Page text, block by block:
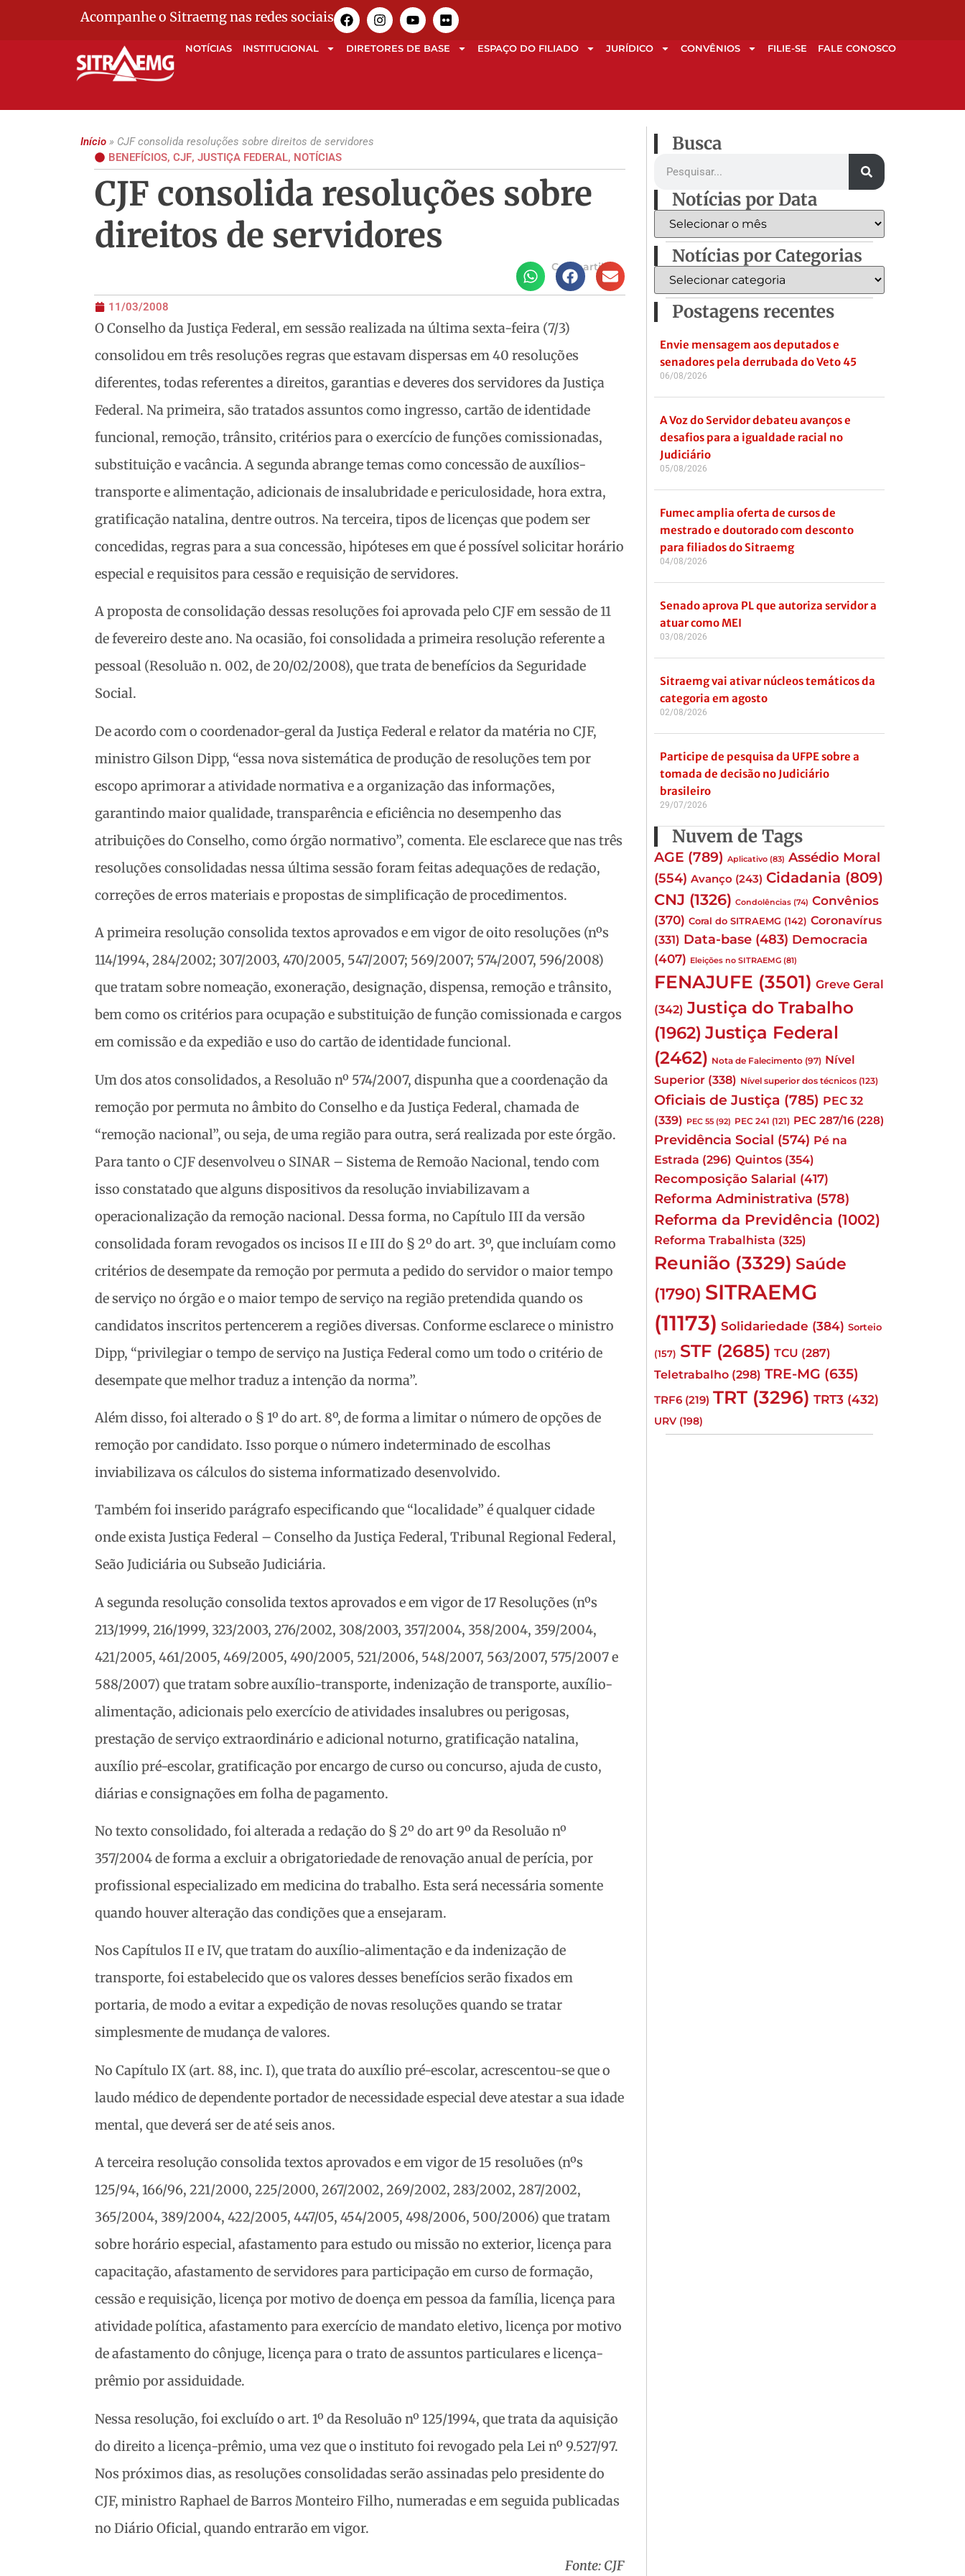
Acompanhe o Sitraemg nas redes sociais
NOTÍCIAS INSTITUCIONAL DIRETORES DE BASE ESPAÇO DO FILIADO JURÍDICO CONVÊNIOS FILIE-SE FALE CONOSCO
Início » CJF consolida resoluções sobre direitos de servidores
BENEFÍCIOS, CJF, JUSTIÇA FEDERAL, NOTÍCIAS
CJF consolida resoluções sobre
direitos de servidores
Compartilhe
11/03/2008
O Conselho da Justiça Federal, em sessão realizada na última sexta-feira (7/3)
consolidou em três resoluções regras que estavam dispersas em 40 resoluções
diferentes, todas referentes a direitos, garantias e deveres dos servidores da Justiça
Federal. Na primeira, são tratados assuntos como ingresso, cartão de identidade
funcional, remoção, trânsito, critérios para o exercício de funções comissionadas,
substituição e vacância. A segunda abrange temas como concessão de auxílios-
transporte e alimentação, adicionais de insalubridade e periculosidade, hora extra,
gratificação natalina, dentre outros. Na terceira, tipos de licenças que podem ser
concedidas, regras para a sua concessão, hipóteses em que é possível solicitar horário
especial e requisitos para cessão e requisição de servidores.
A proposta de consolidação dessas resoluções foi aprovada pelo CJF em sessão de 11
de fevereiro deste ano. Na ocasião, foi consolidada a primeira resolução referente a
pessoal (Resoluão n. 002, de 20/02/2008), que trata de benefícios da Seguridade
Social.
De acordo com o coordenador-geral da Justiça Federal e relator da matéria no CJF,
ministro Gilson Dipp, “essa nova sistemática de produção de resoluções tem por
escopo aprimorar a atividade normativa e a organização das informações,
garantindo maior qualidade, transparência e eficiência no desempenho das
atribuições do Conselho, como órgão normativo”, comenta. Ele esclarece que nas três
resoluções consolidadas nessa última sessão foram feitas adequações de redação,
correções de erros materiais e propostas de simplificação de procedimentos.
A primeira resolução consolida textos aprovados e em vigor de oito resoluções (nºs
114/1994, 284/2002; 307/2003, 470/2005, 547/2007; 569/2007; 574/2007, 596/2008)
que tratam sobre nomeação, exoneração, designação, dispensa, remoção e trânsito,
bem como os critérios para ocupação e substituição de função comissionada e cargos
em comissão e da expedião e uso do cartão de identidade funcional.
Um dos atos consolidados, a Resoluão nº 574/2007, dispunha que a coordenação da
remoção por permuta no âmbito do Conselho e da Justiça Federal, chamada de
“remoção nacional”, ou seja, de uma região para outra, será realizada por este órgão.
Para tanto o CJF desenvolveu o SINAR – Sistema de Remoão Nacional, tendo com
isso constatado que alguns dispositivos da resolução inviabilizavam a
operacionalização da remoção nacional. Dessa forma, no Capítulo III da versão
consolidada foram revogados os incisos II e III do § 2º do art. 3º, que incluíam como
critérios de desempate da remoção por permuta a pedido do servidor o maior tempo
de serviço no órgão e o maior tempo de serviço na região pretendida quando os
candidatos inscritos pertencerem a regiões diversas. Conforme esclarece o ministro
Dipp, “privilegiar o tempo de serviço na Justiça Federal como um todo o critério de
desempate que melhor traduz a intenção da norma”.
Além disso, foi alterado o § 1º do art. 8º, de forma a limitar o número de opções de
remoção por candidato. Isso porque o número indeterminado de escolhas
inviabilizava os cálculos do sistema informatizado desenvolvido.
Também foi inserido parágrafo especificando que “localidade” é qualquer cidade
onde exista Justiça Federal – Conselho da Justiça Federal, Tribunal Regional Federal,
Seão Judiciária ou Subseão Judiciária.
A segunda resolução consolida textos aprovados e em vigor de 17 Resoluções (nºs
213/1999, 216/1999, 323/2003, 276/2002, 308/2003, 357/2004, 358/2004, 359/2004,
421/2005, 461/2005, 469/2005, 490/2005, 521/2006, 548/2007, 563/2007, 575/2007 e
588/2007) que tratam sobre auxílio-transporte, indenização de transporte, auxílio-
alimentação, adicionais pelo exercício de atividades insalubres ou perigosas,
prestação de serviço extraordinário e adicional noturno, gratificação natalina,
auxílio pré-escolar, gratificação por encargo de curso ou concurso, ajuda de custo,
diárias e consignações em folha de pagamento.
No texto consolidado, foi alterada a redação do § 2º do art 9º da Resoluão nº
357/2004 de forma a excluir a obrigatoriedade de renovação anual de perícia, por
profissional especializado em medicina do trabalho. Esta será necessária somente
quando houver alteração das condições que a ensejaram.
Nos Capítulos II e IV, que tratam do auxílio-alimentação e da indenização de
transporte, foi estabelecido que os valores desses benefícios serão fixados em
portaria, de modo a evitar a expedição de novas resoluções quando se tratar
simplesmente de mudança de valores.
No Capítulo IX (art. 88, inc. I), que trata do auxílio pré-escolar, acrescentou-se que o
laudo médico de dependente portador de necessidade especial deve atestar a sua idade
mental, que deverá ser de até seis anos.
A terceira resolução consolida textos aprovados e em vigor de 15 resoluões (nºs
125/94, 166/96, 221/2000, 225/2000, 267/2002, 269/2002, 283/2002, 287/2002,
365/2004, 389/2004, 422/2005, 447/05, 454/2005, 498/2006, 500/2006) que tratam
sobre horário especial, afastamento para estudo ou missão no exterior, licença para
capacitação, afastamento de servidores para participação em curso de formação,
cessão e requisição, licença por motivo de doença em pessoa da família, licença para
atividade política, afastamento para exercício de mandato eletivo, licença por motivo
de afastamento do cônjuge, licença para o trato de assuntos particulares e licença-
prêmio por assiduidade.
Nessa resolução, foi excluído o art. 1º da Resoluão nº 125/1994, que trata da aquisição
do direito a licença-prêmio, uma vez que o instituto foi revogado pela Lei nº 9.527/97.
Nos próximos dias, as resoluções consolidadas serão assinadas pelo presidente do
CJF, ministro Raphael de Barros Monteiro Filho, numeradas e em seguida publicadas
no Diário Oficial, quando entrarão em vigor.
Fonte: CJF
Busca
Notícias por Data
Notícias por Categorias
Postagens recentes
Envie mensagem aos deputados e
senadores pela derrubada do Veto 45
06/08/2026
A Voz do Servidor debateu avanços e
desafios para a igualdade racial no
Judiciário
05/08/2026
Fumec amplia oferta de cursos de
mestrado e doutorado com desconto
para filiados do Sitraemg
04/08/2026
Senado aprova PL que autoriza servidor a
atuar como MEI
03/08/2026
Sitraemg vai ativar núcleos temáticos da
categoria em agosto
02/08/2026
Participe de pesquisa da UFPE sobre a
tomada de decisão no Judiciário
brasileiro
29/07/2026
Nuvem de Tags
AGE (789) Aplicativo (83) Assédio Moral
(554) Avanço (243) Cidadania (809)
CNJ (1326) Condolências (74) Convênios
(370) Coral do SITRAEMG (142) Coronavírus
(331) Data-base (483) Democracia
(407) Eleições no SITRAEMG (81)
FENAJUFE (3501) Greve Geral
(342) Justiça do Trabalho
(1962) Justiça Federal
(2462) Nota de Falecimento (97) Nível
Superior (338) Nível superior dos técnicos (123)
Oficiais de Justiça (785) PEC 32
(339) PEC 55 (92) PEC 241 (121) PEC 287/16 (228)
Previdência Social (574) Pé na
Estrada (296) Quintos (354)
Recomposição Salarial (417)
Reforma Administrativa (578)
Reforma da Previdência (1002)
Reforma Trabalhista (325)
Reunião (3329) Saúde
(1790) SITRAEMG
(11173) Solidariedade (384) Sorteio
(157) STF (2685) TCU (287)
Teletrabalho (298) TRE-MG (635)
TRF6 (219) TRT (3296) TRT3 (432)
URV (198)